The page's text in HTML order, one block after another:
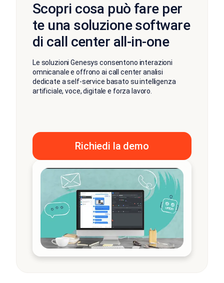
Scopri cosa può fare per
te una soluzione software
di call center all-in-one
Le soluzioni Genesys consentono interazioni
omnicanale e offrono ai call center analisi
dedicate a self-service basato su intelligenza
artificiale, voce, digitale e forza lavoro.
Richiedi la demo